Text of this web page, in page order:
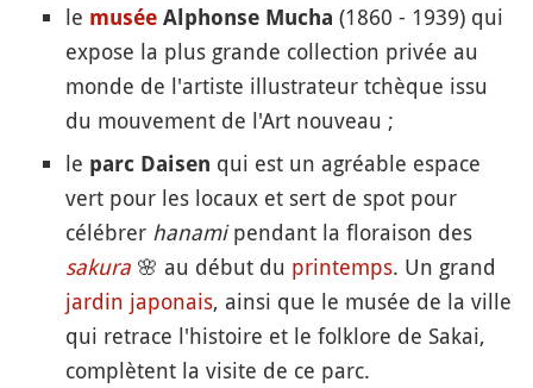
le musée Alphonse Mucha (1860 - 1939) qui
expose la plus grande collection privée au
monde de l'artiste illustrateur tchèque issu
du mouvement de l'Art nouveau ;
le parc Daisen qui est un agréable espace
vert pour les locaux et sert de spot pour
célébrer hanamipendant la floraison des
sakura 🌸 au début du printemps. Un grand
jardin japonais, ainsi que le musée de la ville
qui retrace l'histoire et le folklore de Sakai,
complètent la visite de ce parc.